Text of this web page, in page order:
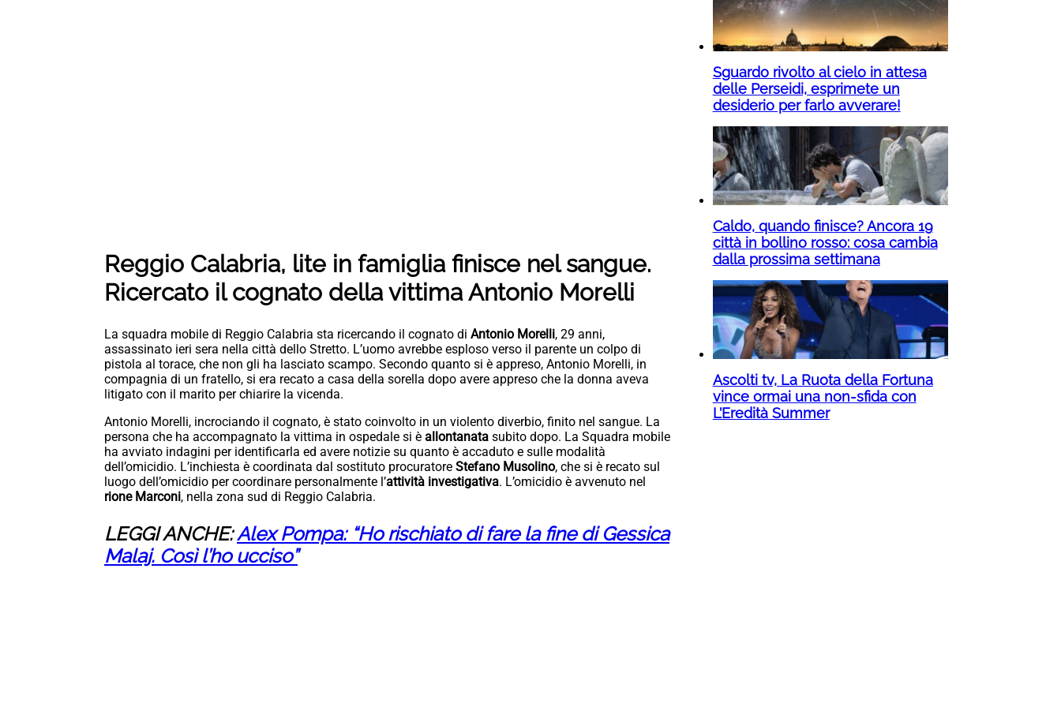
Reggio Calabria, lite in famiglia finisce nel sangue.
Ricercato il cognato della vittima Antonio Morelli
La squadra mobile di Reggio Calabria sta ricercando il cognato di Antonio Morelli, 29 anni,
assassinato ieri sera nella città dello Stretto. L’uomo avrebbe esploso verso il parente un colpo di
pistola al torace, che non gli ha lasciato scampo. Secondo quanto si è appreso, Antonio Morelli, in
compagnia di un fratello, si era recato a casa della sorella dopo avere appreso che la donna aveva
litigato con il marito per chiarire la vicenda.
Antonio Morelli, incrociando il cognato, è stato coinvolto in un violento diverbio, finito nel sangue. La
persona che ha accompagnato la vittima in ospedale si è allontanata subito dopo. La Squadra mobile
ha avviato indagini per identificarla ed avere notizie su quanto è accaduto e sulle modalità
dell’omicidio. L’inchiesta è coordinata dal sostituto procuratore Stefano Musolino, che si è recato sul
luogo dell’omicidio per coordinare personalmente l’attività investigativa. L’omicidio è avvenuto nel
rione Marconi, nella zona sud di Reggio Calabria.
LEGGI ANCHE:Alex Pompa: “Ho rischiato di fare la fine di Gessica
Malaj. Così l’ho ucciso”
Sguardo rivolto al cielo in attesa
delle Perseidi, esprimete un
desiderio per farlo avverare!
Caldo, quando finisce? Ancora 19
città in bollino rosso: cosa cambia
dalla prossima settimana
Ascolti tv, La Ruota della Fortuna
vince ormai una non-sfida con
L’Eredità Summer